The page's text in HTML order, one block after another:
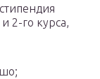
2-го курса,